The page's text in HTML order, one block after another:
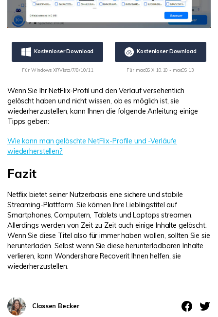
Kostenloser Download
Für Windows XP/Vista/7/8/10/11
Kostenloser Download
Für macOS X 10.10 - macOS 13
Wenn Sie Ihr NetFlix-Profil und den Verlauf versehentlich
gelöscht haben und nicht wissen, ob es möglich ist, sie
wiederherzustellen, kann Ihnen die folgende Anleitung einige
Tipps geben:
Wie kann man gelöschte NetFlix-Profile und -Verläufe
wiederherstellen?
Fazit
Netflix bietet seiner Nutzerbasis eine sichere und stabile
Streaming-Plattform. Sie können Ihre Lieblingstitel auf
Smartphones, Computern, Tablets und Laptops streamen.
Allerdings werden von Zeit zu Zeit auch einige Inhalte gelöscht.
Wenn Sie diese Titel also für immer haben wollen, sollten Sie sie
herunterladen. Selbst wenn Sie diese herunterladbaren Inhalte
verlieren, kann Wondershare Recoverit Ihnen helfen, sie
wiederherzustellen.
Classen Becker